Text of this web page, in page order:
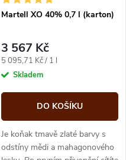
Martell XO 40% 0,7 l (karton)
3 567 Kč
Měrná
cena:
5 095,71 Kč / 1 l
Skladem
DO KOŠÍKU
Je koňak tmavě zlaté barvy s
odstíny mědi a mahagonového